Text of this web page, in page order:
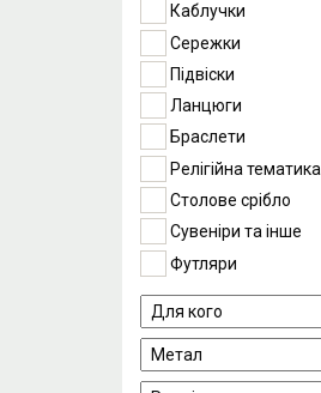
Каблучки
Сережки
Підвіски
Ланцюги
Браслети
Релігійна тематика
Столове срібло
Сувеніри та інше
Футляри